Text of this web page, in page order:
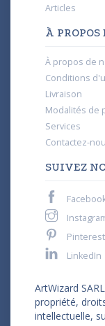
Articles
À PROPOS
À propos de
Conditions
Livraison
Modalités de
Services
Contactez-
SUIVEZ
Pinterest
LinkedIn
ArtWizard
propriété,
intellectuelle,